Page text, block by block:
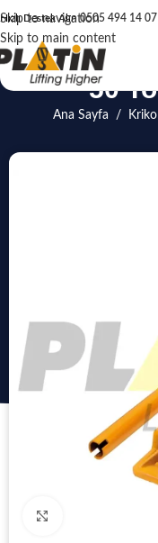
Skip to navigation
Skip to main content
Hızlı Destek Alın0505 494 14 07
50
Ana Sayfa /